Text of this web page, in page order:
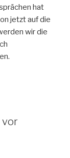
hat
jetzt auf die
wir die
vor